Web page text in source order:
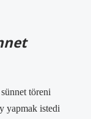
töreni
yapmak istedi